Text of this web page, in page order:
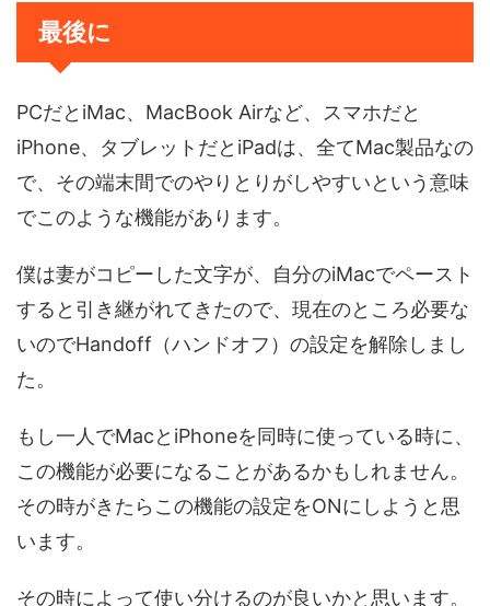
最後に
PCだとiMac、MacBook Airなど、スマホだと
iPhone、タブレットだとiPadは、全てMac製品なの
で、その端末間でのやりとりがしやすいという意味
でこのような機能があります。
僕は妻がコピーした文字が、自分のiMacでペースト
すると引き継がれてきたので、現在のところ必要な
いのでHandoff（ハンドオフ）の設定を解除しまし
た。
もし一人でMacとiPhoneを同時に使っている時に、
この機能が必要になることがあるかもしれません。
その時がきたらこの機能の設定をONにしようと思
います。
その時によって使い分けるのが良いかと思います。